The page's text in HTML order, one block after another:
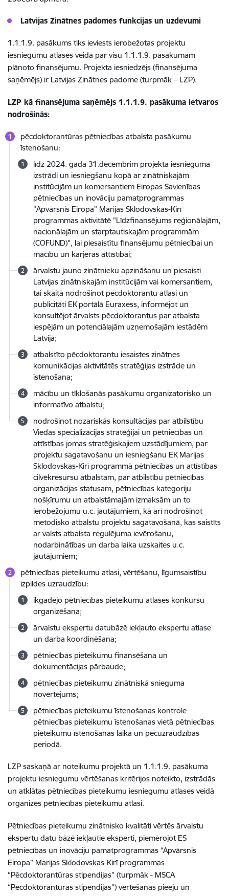
Latvijas Zinātnes padomes funkcijas un uzdevumi
1.1.1.9. pasākums tiks ieviests ierobežotas projektu
iesniegumu atlases veidā par visu 1.1.1.9. pasākumam
plānoto finansējumu. Projekta iesniedzējs (finansējuma
saņēmējs) ir Latvijas Zinātnes padome (turpmāk – LZP).
LZP kā finansējuma saņēmējs 1.1.1.9. pasākuma ietvaros
nodrošinās:
pēcdoktorantūras pētniecības atbalsta pasākumu
īstenošanu:
līdz 2024. gada 31.decembrim projekta iesnieguma
izstrādi un iesniegšanu kopā ar zinātniskajām
institūcijām un komersantiem Eiropas Savienības
pētniecības un inovāciju pamatprogrammas
"Apvārsnis Eiropa" Marijas Sklodovskas-Kirī
programmas aktivitātē "Līdzfinansējums reģionālajām,
nacionālajām un starptautiskajām programmām
(COFUND)", lai piesaistītu finansējumu pētniecībai un
mācību un karjeras attīstībai;
ārvalstu jauno zinātnieku apzināšanu un piesaisti
Latvijas zinātniskajām institūcijām vai komersantiem,
tai skaitā nodrošinot pēcdoktorantu atlasi un
publicitāti EK portālā Euraxess, informējot un
konsultējot ārvalsts pēcdoktorantus par atbalsta
iespējām un potenciālajām uzņemošajām iestādēm
Latvijā;
atbalstīto pēcdoktorantu iesaistes zinātnes
komunikācijas aktivitātēs stratēģijas izstrāde un
īstenošana;
mācību un tīklošanās pasākumu organizatorisko un
informatīvo atbalstu;
nodrošinot nozariskās konsultācijas par atbilstību
Viedās specializācijas stratēģijai un pētniecības un
attīstības jomas stratēģiskajiem uzstādījumiem, par
projektu sagatavošanu un iesniegšanu EK Marijas
Sklodovskas-Kirī programmā pētniecības un attīstības
cilvēkresursu atbalstam, par atbilstību pētniecības
organizācijas statusam, pētniecības kategoriju
nošķīrumu un atbalstāmajām izmaksām un to
ierobežojumu u.c. jautājumiem, kā arī nodrošinot
metodisko atbalstu projektu sagatavošanā, kas saistīts
ar valsts atbalsta regulējuma ievērošanu,
nodarbinātības un darba laika uzskaites u.c.
jautājumiem;
pētniecības pieteikumu atlasi, vērtēšanu, līgumsaistību
izpildes uzraudzību:
ikgadējo pētniecības pieteikumu atlases konkursu
organizēšana;
ārvalstu ekspertu datubāzē iekļauto ekspertu atlase
un darba koordinēšana;
pētniecības pieteikumu finansēšana un
dokumentācijas pārbaude;
pētniecības pieteikumu zinātniskā snieguma
novērtējums;
pētniecības pieteikumu īstenošanas kontrole
pētniecības pieteikumu īstenošanas vietā pētniecības
pieteikumu īstenošanas laikā un pēcuzraudzības
periodā.
LZP saskaņā ar noteikumu projektā un 1.1.1.9. pasākuma
projektu iesniegumu vērtēšanas kritērijos noteikto, izstrādās
un atklātas pētniecības pieteikumu iesniegumu atlases veidā
organizēs pētniecības pieteikumu atlasi.
Pētniecības pieteikumu zinātnisko kvalitāti vērtēs ārvalstu
ekspertu datu bāzē iekļautie eksperti, piemērojot ES
pētniecības un inovāciju pamatprogrammas “Apvārsnis
Eiropa” Marijas Sklodovskas-Kirī programmas
“Pēcdoktorantūras stipendijas” (turpmāk - MSCA
“Pēcdoktorantūras stipendijas”) vērtēšanas pieeju un